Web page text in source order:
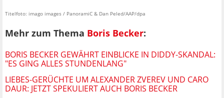
Titelfoto: imago images / PanoramiC & Dan Peled/AAP/dpa
Mehr zum Thema Boris Becker:
BORIS BECKER GEWÄHRT EINBLICKE IN DIDDY-SKANDAL:
"ES GING ALLES STUNDENLANG"
LIEBES-GERÜCHTE UM ALEXANDER ZVEREV UND CARO
DAUR: JETZT SPEKULIERT AUCH BORIS BECKER